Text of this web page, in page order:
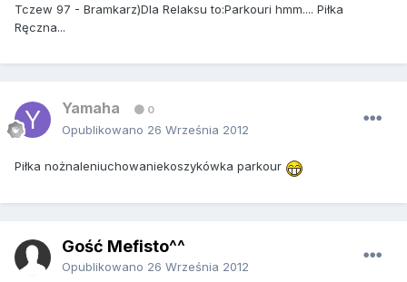
Tczew 97 - Bramkarz)Dla Relaksu to:Parkouri hmm.... Piłka
Ręczna...
Yamaha 0
Opublikowano 26 Września 2012
Piłka nożnaleniuchowaniekoszykówka parkour
Gość Mefisto^^
Opublikowano 26 Września 2012